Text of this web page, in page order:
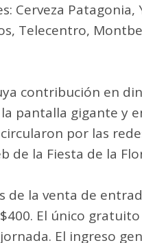
Cerveza Patagonia,
Telecentro,
contribución en
pantalla gigante y
por las
de la Fiesta de la
de la venta de
El único
El ingreso